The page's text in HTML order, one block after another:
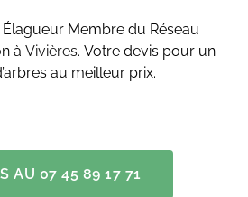
Membre du Réseau
à Vivières. Votre devis pour un
au meilleur prix.
AU 07 45 89 17 71